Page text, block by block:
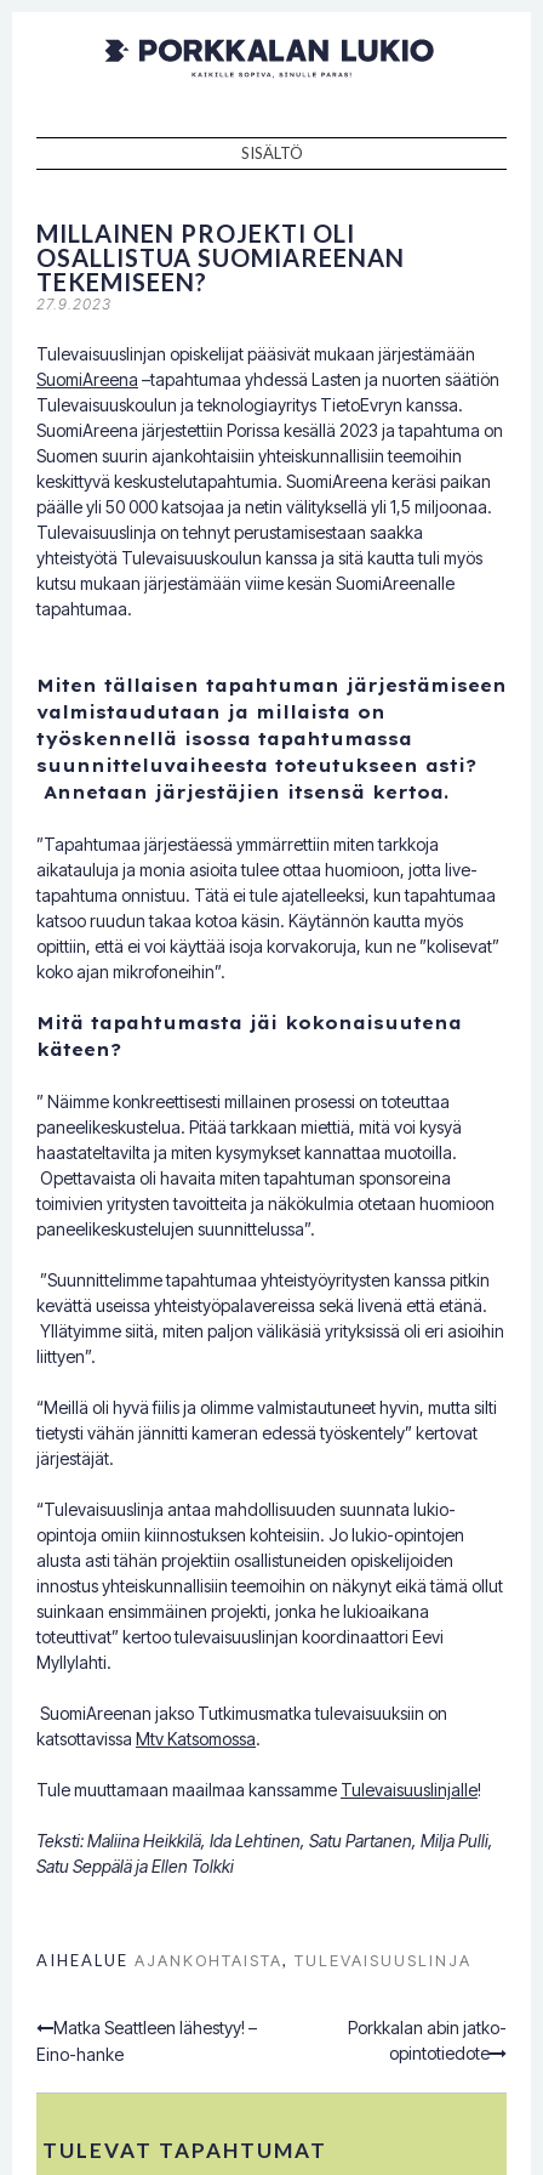
Porkkalan
lukio
Kaikille sopiva, sinulle paras!
SISÄLTÖ
MILLAINEN PROJEKTI OLI
OSALLISTUA SUOMIAREENAN
TEKEMISEEN?
27.9.2023
Tulevaisuuslinjan opiskelijat pääsivät mukaan järjestämään
SuomiAreena –tapahtumaa yhdessä Lasten ja nuorten säätiön
Tulevaisuuskoulun ja teknologiayritys TietoEvryn kanssa.
SuomiAreena järjestettiin Porissa kesällä 2023 ja tapahtuma on
Suomen suurin ajankohtaisiin yhteiskunnallisiin teemoihin
keskittyvä keskustelutapahtumia. SuomiAreena keräsi paikan
päälle yli 50 000 katsojaa ja netin välityksellä yli 1,5 miljoonaa.
Tulevaisuuslinja on tehnyt perustamisestaan saakka
yhteistyötä Tulevaisuuskoulun kanssa ja sitä kautta tuli myös
kutsu mukaan järjestämään viime kesän SuomiAreenalle
tapahtumaa.
Miten tällaisen tapahtuman järjestämiseen
valmistaudutaan ja millaista on
työskennellä isossa tapahtumassa
suunnitteluvaiheesta toteutukseen asti?
Annetaan järjestäjien itsensä kertoa.
”Tapahtumaa järjestäessä ymmärrettiin miten tarkkoja
aikatauluja ja monia asioita tulee ottaa huomioon, jotta live-
tapahtuma onnistuu. Tätä ei tule ajatelleeksi, kun tapahtumaa
katsoo ruudun takaa kotoa käsin. Käytännön kautta myös
opittiin, että ei voi käyttää isoja korvakoruja, kun ne ”kolisevat”
koko ajan mikrofoneihin”.
Mitä tapahtumasta jäi kokonaisuutena
käteen?
” Näimme konkreettisesti millainen prosessi on toteuttaa
paneelikeskustelua. Pitää tarkkaan miettiä, mitä voi kysyä
haastateltavilta ja miten kysymykset kannattaa muotoilla.
Opettavaista oli havaita miten tapahtuman sponsoreina
toimivien yritysten tavoitteita ja näkökulmia otetaan huomioon
paneelikeskustelujen suunnittelussa”.
”Suunnittelimme tapahtumaa yhteistyöyritysten kanssa pitkin
kevättä useissa yhteistyöpalavereissa sekä livenä että etänä.
Yllätyimme siitä, miten paljon välikäsiä yrityksissä oli eri asioihin
liittyen”.
“Meillä oli hyvä fiilis ja olimme valmistautuneet hyvin, mutta silti
tietysti vähän jännitti kameran edessä työskentely” kertovat
järjestäjät.
“Tulevaisuuslinja antaa mahdollisuuden suunnata lukio-
opintoja omiin kiinnostuksen kohteisiin. Jo lukio-opintojen
alusta asti tähän projektiin osallistuneiden opiskelijoiden
innostus yhteiskunnallisiin teemoihin on näkynyt eikä tämä ollut
suinkaan ensimmäinen projekti, jonka he lukioaikana
toteuttivat” kertoo tulevaisuuslinjan koordinaattori Eevi
Myllylahti.
SuomiAreenan jakso Tutkimusmatka tulevaisuuksiin on
katsottavissa Mtv Katsomossa.
Tule muuttamaan maailmaa kanssamme Tulevaisuuslinjalle!
Teksti: Maliina Heikkilä, Ida Lehtinen, Satu Partanen, Milja Pulli,
Satu Seppälä ja Ellen Tolkki
AIHEALUE AJANKOHTAISTA, TULEVAISUUSLINJA
Post
navigation
Porkkalan abin jatko-
opintotiedote
Matka Seattleen lähestyy! –
Eino-hanke
TULEVAT TAPAHTUMAT